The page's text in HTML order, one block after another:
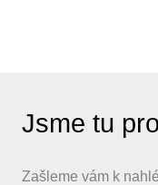
Jsme tu
Zašleme vám k